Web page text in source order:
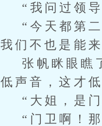
“我问过领导
“今天都第二
我们不也是能
张帆眯眼瞧
低声音，这才低
“大姐，是门
“门卫啊！那